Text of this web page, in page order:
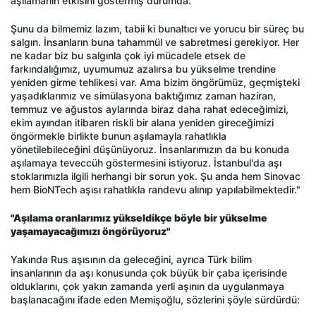
Şunu da bilmemiz lazım, tabii ki bunaltıcı ve yorucu bir süreç bu
salgın. İnsanların buna tahammül ve sabretmesi gerekiyor. Her
ne kadar biz bu salgınla çok iyi mücadele etsek de
farkındalığımız, uyumumuz azalırsa bu yükselme trendine
yeniden girme tehlikesi var. Ama bizim öngörümüz, geçmişteki
yaşadıklarımız ve simülasyona baktığımız zaman haziran,
temmuz ve ağustos aylarında biraz daha rahat edeceğimizi,
ekim ayından itibaren riskli bir alana yeniden gireceğimizi
öngörmekle birlikte bunun aşılamayla rahatlıkla
yönetilebileceğini düşünüyoruz. İnsanlarımızın da bu konuda
aşılamaya teveccüh göstermesini istiyoruz. İstanbul'da aşı
stoklarımızla ilgili herhangi bir sorun yok. Şu anda hem Sinovac
hem BioNTech aşısı rahatlıkla randevu alınıp yapılabilmektedir."
"Aşılama oranlarımız yükseldikçe böyle bir yükselme
yaşamayacağımızı öngörüyoruz"
Yakında Rus aşısının da geleceğini, ayrıca Türk bilim
insanlarının da aşı konusunda çok büyük bir çaba içerisinde
olduklarını, çok yakın zamanda yerli aşının da uygulanmaya
başlanacağını ifade eden Memişoğlu, sözlerini şöyle sürdürdü: